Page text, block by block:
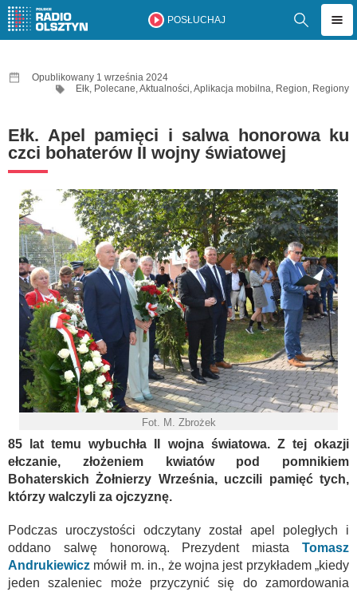
POSŁUCHAJ
Opublikowany 1 września 2024
Ełk, Polecane,Aktualności,Aplikacja mobilna, Region, Regiony
Ełk. Apel pamięci i salwa honorowa ku
czci bohaterów II wojny światowej
Fot. M. Zbrożek
85 lat temu wybuchła II wojna światowa. Z tej okazji
ełczanie, złożeniem kwiatów pod pomnikiem
Bohaterskich Żołnierzy Września, uczcili pamięć tych,
którzy walczyli za ojczyznę.
Podczas uroczystości odczytany został apel poległych i
oddano salwę honorową. Prezydent miasta Tomasz
Andrukiewicz mówił m. in., że wojna jest przykładem „kiedy
jeden szaleniec może przyczynić się do zamordowania